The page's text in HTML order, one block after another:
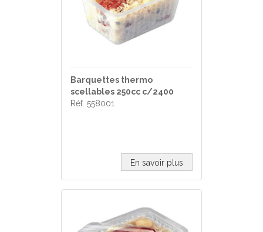
Barquettes thermo
scellables 250cc c/2400
Réf. 558001
En savoir plus